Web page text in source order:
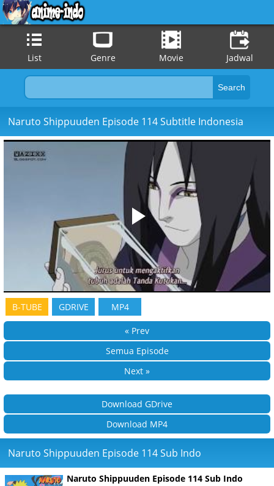
List Genre Movie Jadwal
Naruto Shippuuden Episode 114 Subtitle Indonesia
B-TUBE GDRIVE MP4
« Prev
Semua Episode
Next »
Download GDrive
Download MP4
Naruto Shippuuden Episode 114 Sub Indo
Naruto Shippuuden Episode 114 Sub Indo